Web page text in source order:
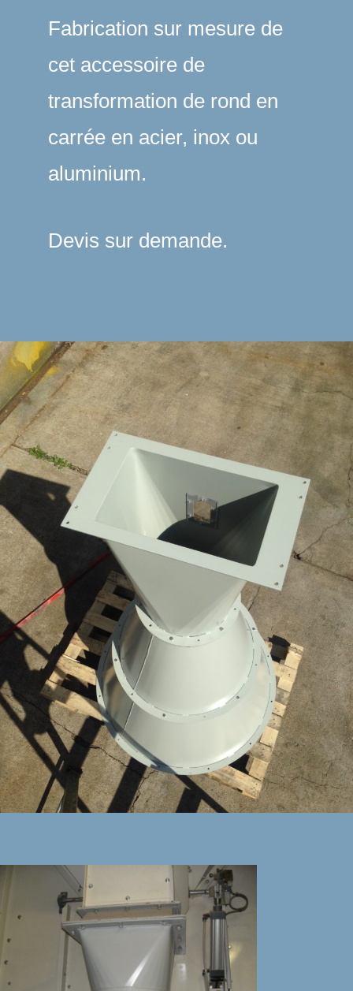
Fabrication sur mesure de
cet accessoire de
transformation de rond en
carrée en acier, inox ou
aluminium.
Devis sur demande.